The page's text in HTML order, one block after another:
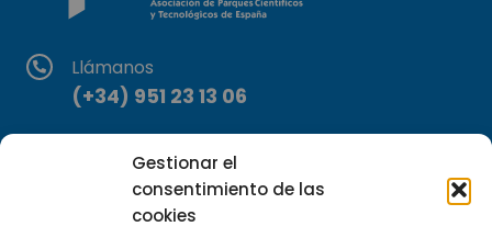
Gestionar el
consentimiento de las
cookies
Llámanos
(+34) 951 23 13 06
Escríbenos
info@apte.org